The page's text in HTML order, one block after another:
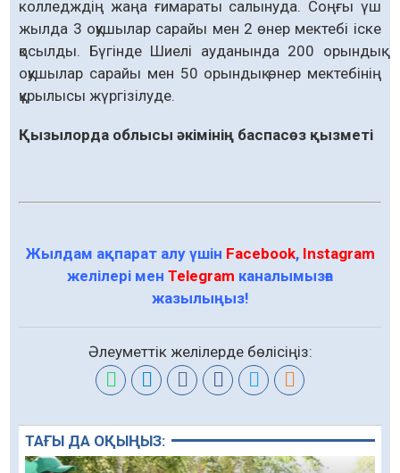
колледждің жаңа ғимараты салынуда. Соңғы үш
жылда 3 оқушылар сарайы мен 2 өнер мектебі іске
қосылды. Бүгінде Шиелі ауданында 200 орындық
оқушылар сарайы мен 50 орындық өнер мектебінің
құрылысы жүргізілуде.
Қызылорда облысы әкімінің баспасөз қызметі
Жылдам ақпарат алу үшін Facebook, Instagram
желілері мен Telegram каналымызға
жазылыңыз!
Әлеуметтік желілерде бөлісіңіз:
ТАҒЫ ДА ОҚЫҢЫЗ: